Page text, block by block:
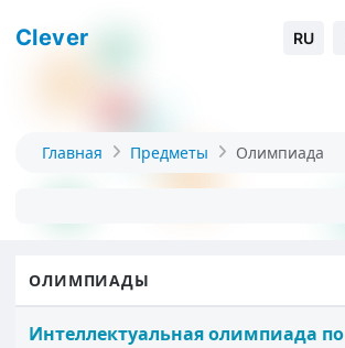
Clever RU
Главная Предметы Олимпиада
ОЛИМПИАДЫ
Интеллектуальная олимпиада по